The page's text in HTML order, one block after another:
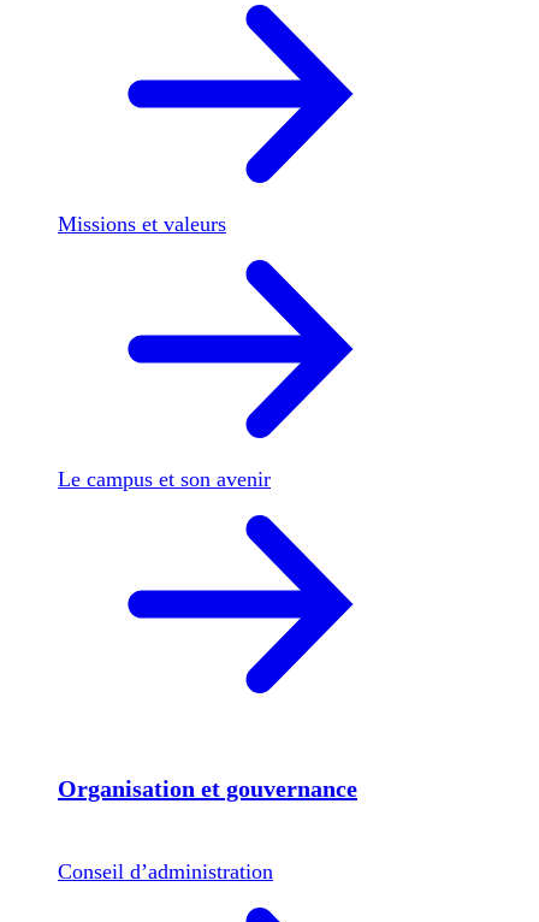
Missions et valeurs
Le campus et son avenir
Organisation et gouvernance
Conseil d’administration